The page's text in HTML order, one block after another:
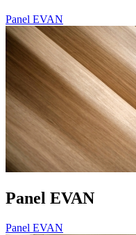
Panel EVAN
Panel EVAN
Panel EVAN